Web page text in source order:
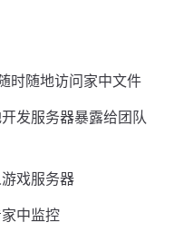
时随地访问家中文件
发服务器暴露给团队
戏服务器
中监控